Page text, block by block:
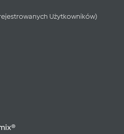
Użytkowników)